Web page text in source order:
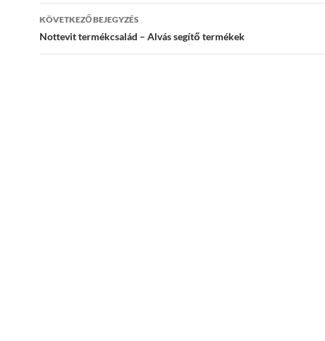
KÖVETKEZŐ BEJEGYZÉS
Nottevit termékcsalád – Alvás segítő termékek